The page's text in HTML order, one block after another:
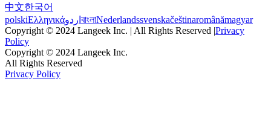
中文한국어
polskiΕλληνικάاردو বাংলাNederlandssvenskačeštinaromânămagyar
Copyright © 2024 Langeek Inc. | All Rights Reserved |Privacy
Policy
Copyright © 2024 Langeek Inc.
All Rights Reserved
Privacy Policy